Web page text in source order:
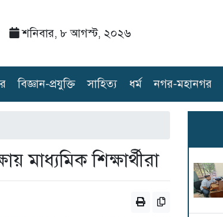
শনিবার, ৮ আগস্ট, ২০২৬
বিজ্ঞান-প্রযুক্তি সাহিত্য ধর্ম নগর-মহানগর
মাধ্যমিক শিক্ষার্থীরা